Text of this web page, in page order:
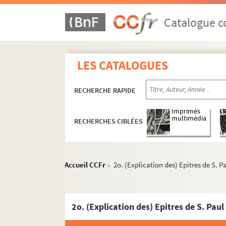
Catalogue
LES CATALOGUES
RECHERCHE RAPIDE
RECHERCHES CIBLÉES
Imprimés
multimédia
Accueil CCFr > 2o. (Explication des) Epitres de S.
2o. (Explication des) Epitres de S. Paul
1776. (Incerti Summa Sermonum variorum)
1777. (F. Hugonis Argentinensis)
1779. Jacobi de Losanna Sermones de
1780. Breviarium secundum usum ecclesie
1781. (Incerti) Alphabetum Narrationum (e
1782. Nicholai de Gorhan (ordinis
1783. (Recueil)
1784. (Incerti Summa Sermonum)
1788. (Recueil)
1789. (Recueil)